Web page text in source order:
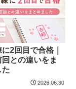
2回目で合格｜
との違いをま
た
2026.06.30